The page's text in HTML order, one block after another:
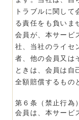
トラブルに関し
る責任をも負いま
会員が、本サービ
社、当社のライセ
者、他の会員又は
ときは、会員は自
全額賠償するもの
第６条（禁止行為）
会員は、本サービ